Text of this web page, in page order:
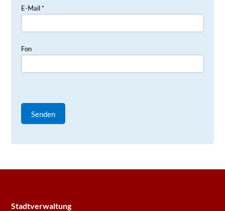
E-Mail *
Fon
Stadtverwaltung